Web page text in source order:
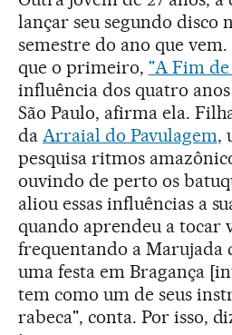
lançar seu segundo disco
semestre do ano que
que o primeiro, "A Fim
influência dos quatro
São Paulo, afirma ela.
da Arraial do Pavulagem,
pesquisa ritmos
ouvindo de perto os
aliou essas influências a
quando aprendeu a tocar
frequentando a Marujada
uma festa em Bragança
tem como um de seus
rabeca", conta. Por isso,